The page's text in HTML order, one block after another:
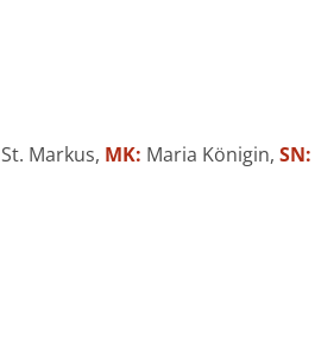
St. Markus, MK: Maria Königin,SN: